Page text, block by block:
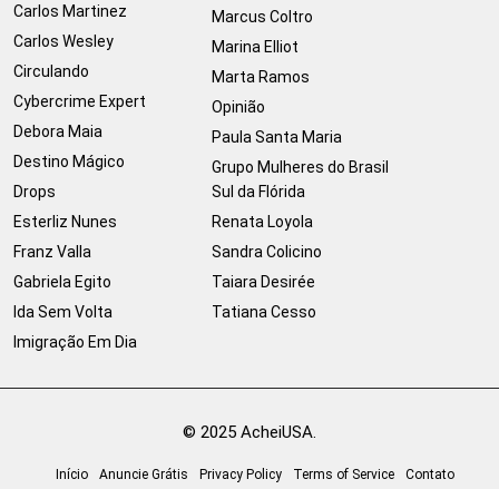
Carlos Martinez
Carlos Wesley
Circulando
Cybercrime Expert
Debora Maia
Destino Mágico
Drops
Esterliz Nunes
Franz Valla
Gabriela Egito
Ida Sem Volta
Imigração Em Dia
Marcus Coltro
Marina Elliot
Marta Ramos
Opinião
Paula Santa Maria
Grupo Mulheres do Brasil
Sul da Flórida
Renata Loyola
Sandra Colicino
Taiara Desirée
Tatiana Cesso
© 2025 AcheiUSA.
Início Anuncie Grátis Privacy Policy Terms of Service Contato